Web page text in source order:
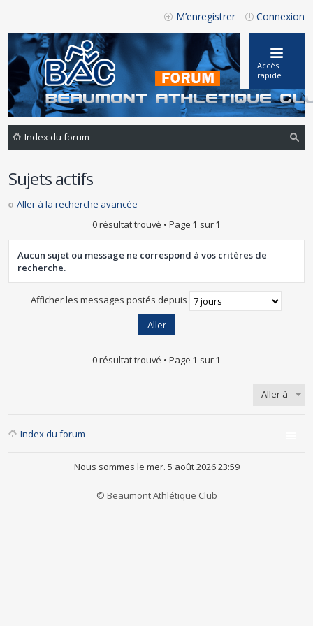
Connexion
M’enregistrer
Accès
rapide
Index du forum
r
Sujets actifs
Aller à la recherche avancée
0 résultat trouvé • Page 1 sur1
Aucun sujet ou message ne correspond à vos critères de
recherche.
Afficher les messages postés depuis
0 résultat trouvé • Page 1 sur1
Aller à
Index du forum
Nous sommes le mer. 5 août 2026 23:59
© Beaumont Athlétique Club